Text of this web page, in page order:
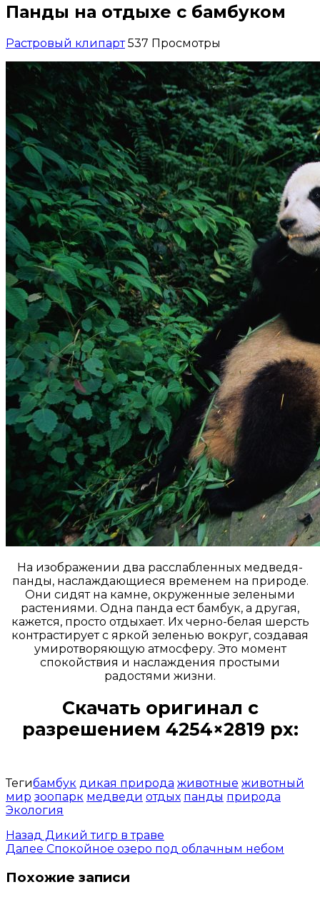
Панды на отдыхе с бамбуком
Растровый клипарт 537 Просмотры
На изображении два расслабленных медведя-
панды, наслаждающиеся временем на природе.
Они сидят на камне, окруженные зелеными
растениями. Одна панда ест бамбук, а другая,
кажется, просто отдыхает. Их черно-белая шерсть
контрастирует с яркой зеленью вокруг, создавая
умиротворяющую атмосферу. Это момент
спокойствия и наслаждения простыми
радостями жизни.
Скачать оригинал с
разрешением 4254×2819 px:
Тегибамбук дикая природа животные животный
мир зоопарк медведи отдых панды природа
Экология
Назад Дикий тигр в траве
Далее Спокойное озеро под облачным небом
Похожие записи